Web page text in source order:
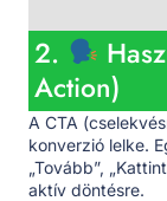
2.
Action)
A CTA
konverzió lelke.
„Tovább”,
aktív döntésre.